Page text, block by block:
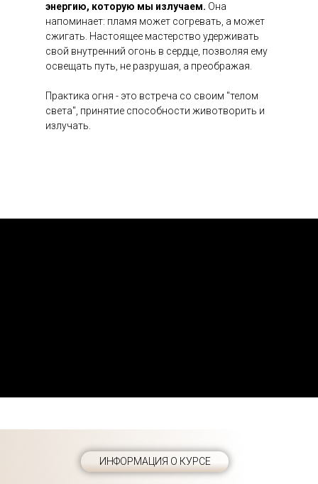
энергию, которую мы излучаем. Она
напоминает: пламя может согревать, а может
сжигать. Настоящее мастерство удерживать
свой внутренний огонь в сердце, позволяя ему
освещать путь, не разрушая, а преображая.
Практика огня - это встреча со своим "телом
света", принятие способности животворить и
излучать.
ИНФОРМАЦИЯ О КУРСЕ